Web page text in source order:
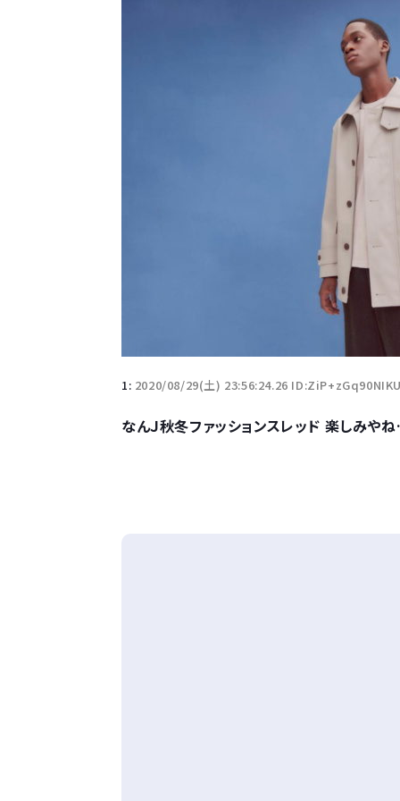
1: 2020/08/29(土) 23:56:24.26
なんＪ秋冬ファッションスレッド 楽しみや